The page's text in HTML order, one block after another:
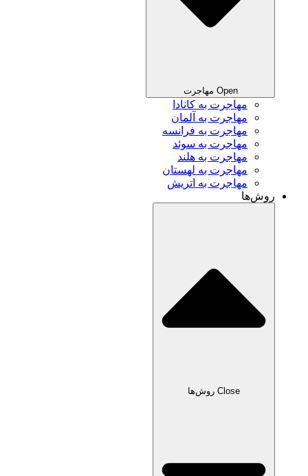
Open مهاجرت
مهاجرت به کانادا
مهاجرت به آلمان
مهاجرت به فرانسه
مهاجرت به سوئد
مهاجرت به هلند
مهاجرت به لهستان
مهاجرت به اتریش
روش‌ها
Close روش‌ها